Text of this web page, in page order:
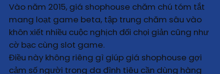
Vào năm 2015, giá shophouse chăm chú tóm tắt
mang loạt game beta, tập trung chăm sâu vào
khôn xiết nhiều cuộc nghịch đối chọi giản cũng như
cờ bạc cùng slot game.
Điều này không riêng gì giúp giá shophouse gợi
cảm số người trong da đình tiêu cần dùng hàng